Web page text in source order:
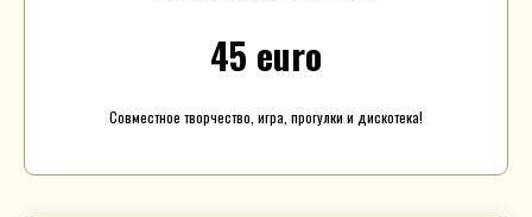
45 euro
Совместное творчество, игра, прогулки и дискотека!